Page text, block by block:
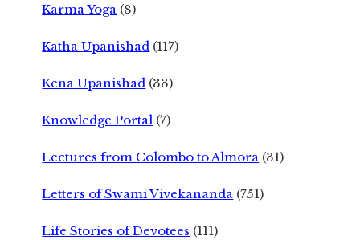
Karma Yoga (8)
Katha Upanishad (117)
Kena Upanishad (33)
Knowledge Portal (7)
Lectures from Colombo to Almora (31)
Letters of Swami Vivekananda (751)
Life Stories of Devotees (111)